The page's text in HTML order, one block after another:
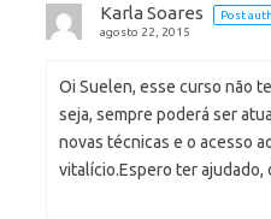
Karla Soares
Post
agosto 22, 2015
Oi Suelen, esse curso não
seja, sempre poderá ser
novas técnicas e o acesso
vitalício.Espero ter ajudado,